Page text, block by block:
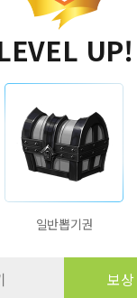
가 되었습니다 75화
0 0 26.06.30
가 되었습니다 76화
0 26.06.30
가 되었습니다 77화
26.06.30
가 되었습니다 78화
26.06.30
가 되었습니다 79화
0
UP!
일반뽑기권
보